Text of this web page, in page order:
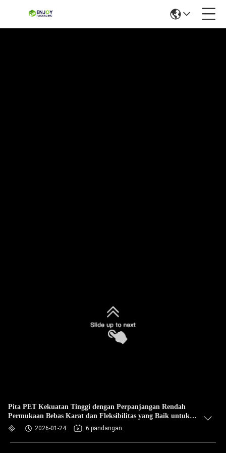
Pita PET Kekuatan Tinggi dengan Perpanjangan Rendah
Permukaan Bebas Karat dan Fleksibilitas yang Baik untuk
Pengemasan dan Pengangkutan Industri
2026-01-24 6 pandangan